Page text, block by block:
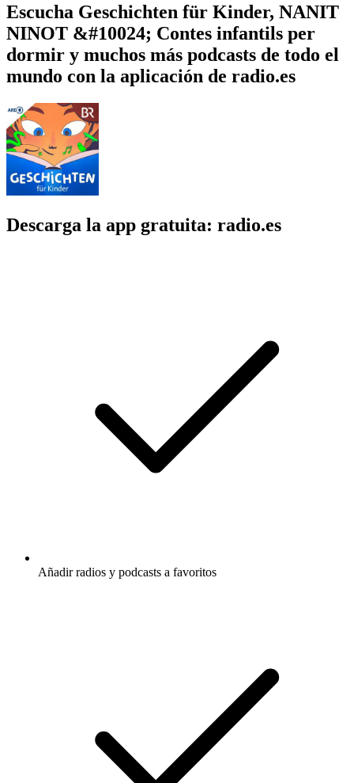
Escucha Geschichten für Kinder, NANIT
NINOT &#10024; Contes infantils per
dormir y muchos más podcasts de todo el
mundo con la aplicación de radio.es
Descarga la app gratuita: radio.es
Añadir radios y podcasts a favoritos